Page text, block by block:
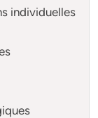
individuelles